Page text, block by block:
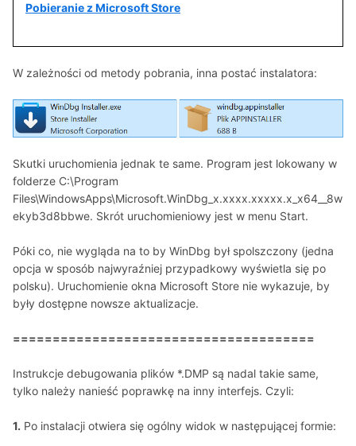
Pobieranie z Microsoft Store
W zależności od metody pobrania, inna postać instalatora:
Skutki uruchomienia jednak te same. Program jest lokowany w
folderze C:\Program
Files\WindowsApps\Microsoft.WinDbg_x.xxxx.xxxxx.x_x64__8w
ekyb3d8bbwe. Skrót uruchomieniowy jest w menu Start.
Póki co, nie wygląda na to by WinDbg był spolszczony (jedna
opcja w sposób najwyraźniej przypadkowy wyświetla się po
polsku). Uruchomienie okna Microsoft Store nie wykazuje, by
były dostępne nowsze aktualizacje.
======================================
Instrukcje debugowania plików *.DMP są nadal takie same,
tylko należy nanieść poprawkę na inny interfejs. Czyli:
1. Po instalacji otwiera się ogólny widok w następującej formie: